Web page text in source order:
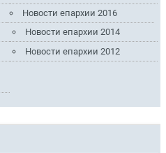
Новости епархии 2016
Новости епархии 2014
Новости епархии 2012